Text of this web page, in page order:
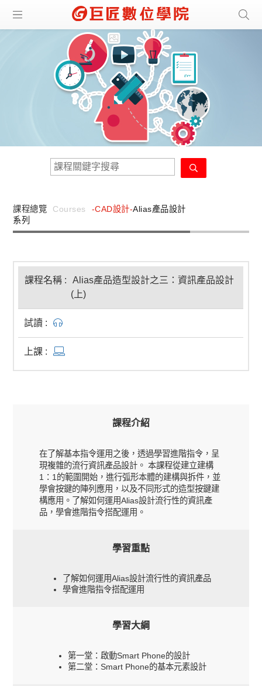
課程總覽 Courses -CAD設計-Alias產品設計
系列
Alias產品造型設計之三：資訊產品設計
(上)
課程介紹
在了解基本指令運用之後，透過學習進階指令，呈
現複雜的流行資訊產品設計。 本課程從建立建構
1：1的範圍開始，進行弧形本體的建構與拆件，並
學會按鍵的陣列應用，以及不同形式的造型按鍵建
構應用。了解如何運用Alias設計流行性的資訊產
品，學會進階指令搭配運用。
學習重點
了解如何運用Alias設計流行性的資訊產品
學會進階指令搭配運用
學習大綱
第一堂：啟動Smart Phone的設計
第二堂：Smart Phone的基本元素設計